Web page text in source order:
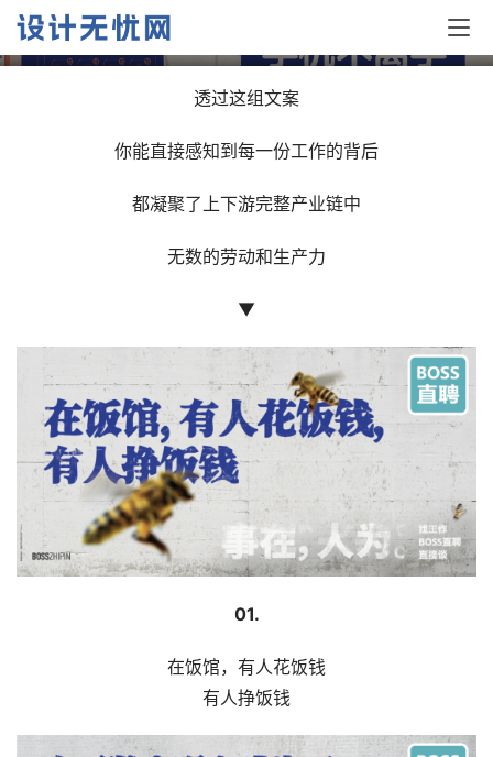
BOSS直聘17句文案：事在，人为
透过这组文案
你能直接感知到每一份工作的背后
都凝聚了上下游完整产业链中
无数的劳动和生产力
▼
01.
在饭馆，有人花饭钱
有人挣饭钱